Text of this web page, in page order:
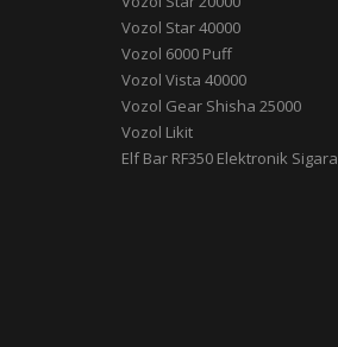
Vozol Star 40000
Vozol 6000 Puff
Vozol Vista 40000
Vozol Gear Shisha 25000
Vozol Likit
Elf Bar RF350 Elektronik Sigara